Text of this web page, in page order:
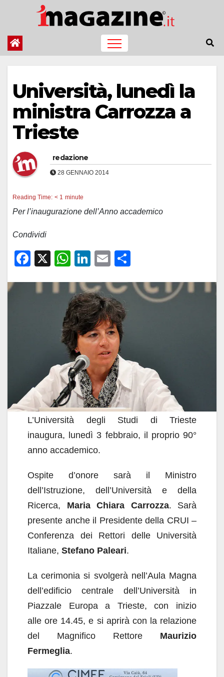
contenuto
Università, lunedì la
ministra Carrozza a
Trieste
redazione
28 GENNAIO 2014
Reading Time: < 1 minute
Per l’inaugurazione dell’Anno accademico
Condividi
F
c
X
W
at
s
A
p
p
Li
k
e
dI
n
E
ail n
L’Università degli Studi di Trieste
inaugura, lunedì 3 febbraio, il proprio 90°
anno accademico.
Ospite d’onore sarà il Ministro
dell’Istruzione, dell’Università e della
Ricerca, Maria Chiara Carrozza. Sarà
presente anche il Presidente della CRUI –
Conferenza dei Rettori delle Università
Italiane, Stefano Paleari.
La cerimonia si svolgerà nell’Aula Magna
dell’edificio centrale dell’Università in
Piazzale Europa a Trieste, con inizio
alle ore 14.45, e si aprirà con la relazione
del Magnifico Rettore Maurizio
Fermeglia.